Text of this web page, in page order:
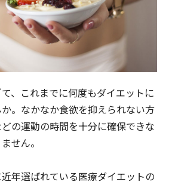
、これまでに何度もダイエットに
。なかなか食欲を抑えられない方
の運動の時間を十分に確保できな
せん。
年選ばれている医療ダイエットの